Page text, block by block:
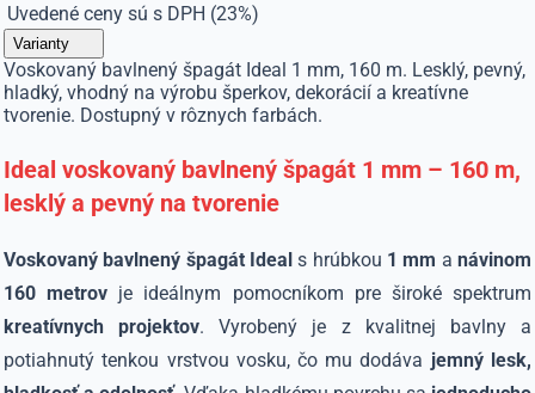
Uvedené ceny sú s DPH (23%)
Varianty
Voskovaný bavlnený špagát Ideal 1 mm, 160 m. Lesklý, pevný,
hladký, vhodný na výrobu šperkov, dekorácií a kreatívne
tvorenie. Dostupný v rôznych farbách.
Ideal voskovaný bavlnený špagát 1 mm – 160 m,
lesklý a pevný na tvorenie
Voskovaný bavlnený špagát Ideal s hrúbkou 1 mm a návinom
160 metrov je ideálnym pomocníkom pre široké spektrum
kreatívnych projektov. Vyrobený je z kvalitnej bavlny a
potiahnutý tenkou vrstvou vosku, čo mu dodáva jemný lesk,